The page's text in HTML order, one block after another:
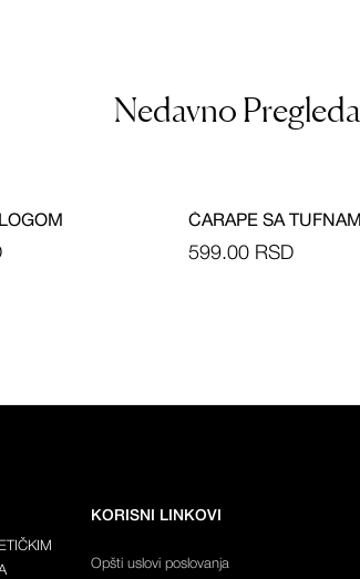
Nedavno
ČARAPE SA
599.00 RSD
KORISNI LINKOVI
Opšti uslovi poslovanja